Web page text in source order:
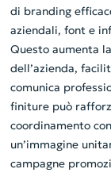
di branding
aziendali, font e
Questo aumenta
dell’azienda,
comunica
finiture può
coordinamento
un’immagine
campagne